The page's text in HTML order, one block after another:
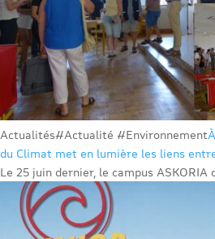
Actualités#Actualité #Environnement
du Climat met en lumière les liens
Le 25 juin dernier, le campus ASKORIA